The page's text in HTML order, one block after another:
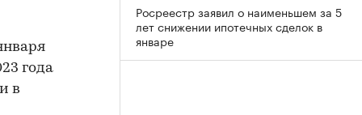
года
в
Росреестр заявил о наименьшем за 5
лет снижении ипотечных сделок в
январе